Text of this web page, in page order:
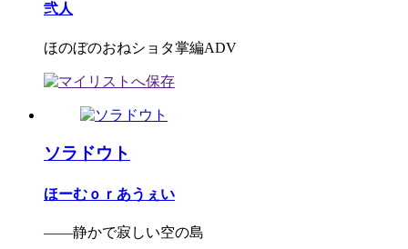
弐人
ほのぼのおねショタ掌編ADV
ソラドウト
ほーむｏｒあうぇい
――静かで寂しい空の島